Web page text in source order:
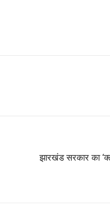
झारखंड सरकार का